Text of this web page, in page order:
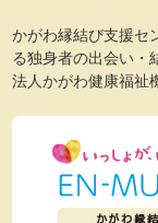
かがわ縁結び支援セ
る独身者の出会い・
法人かがわ健康福祉